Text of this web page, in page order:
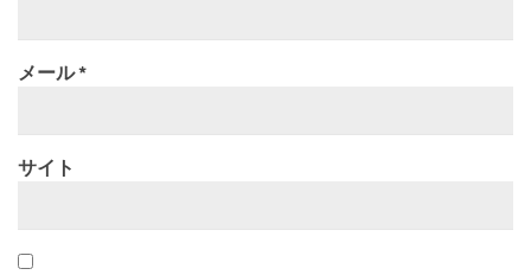
メール*
サイト